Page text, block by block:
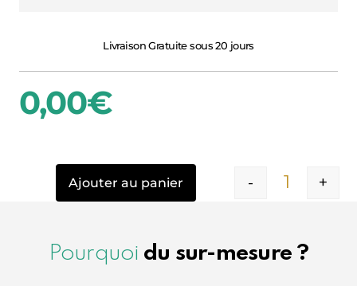
Livraison Gratuite sous 20 jours
0,00€
Quantité
- +
Ajouter au panier
Pourquoi du sur-mesure ?